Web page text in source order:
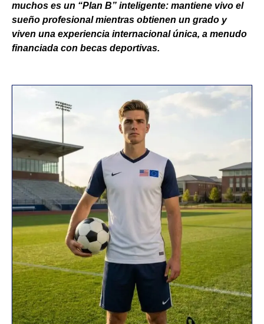
muchos es un “Plan B” inteligente: mantiene vivo el
sueño profesional mientras obtienen un grado y
viven una experiencia internacional única, a menudo
financiada con becas deportivas.